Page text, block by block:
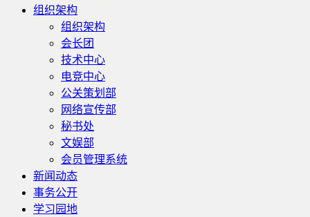
组织架构
组织架构
会长团
技术中心
电竞中心
公关策划部
网络宣传部
秘书处
文娱部
会员管理系统
新闻动态
事务公开
学习园地